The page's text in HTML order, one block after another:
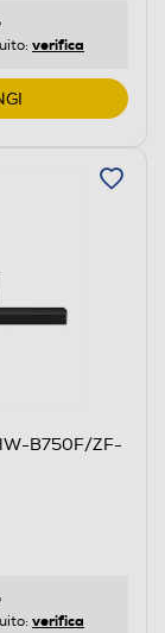
verifica
B750F/ZF-
verifica